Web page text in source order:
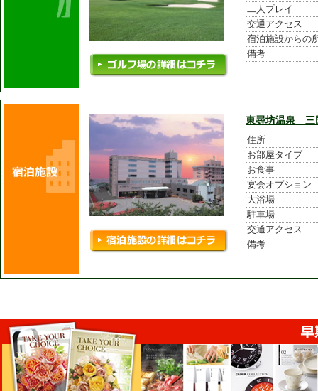
二人プレイ
交通アクセス
宿泊施設からの
備考
東尋坊温泉 三
住所
お部屋タイプ
お食事
宴会オプション
大浴場
駐車場
交通アクセス
備考